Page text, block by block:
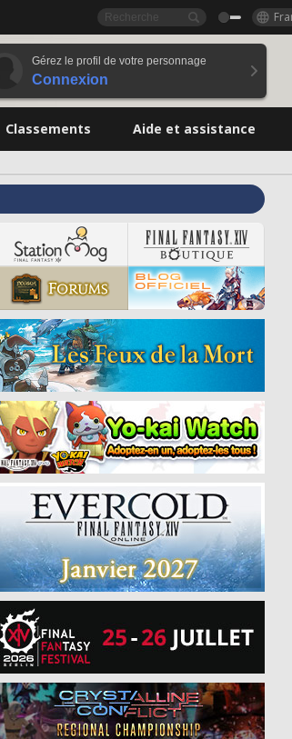
Gérez le profil de votre personnage
Connexion
Classements Aide et assistance